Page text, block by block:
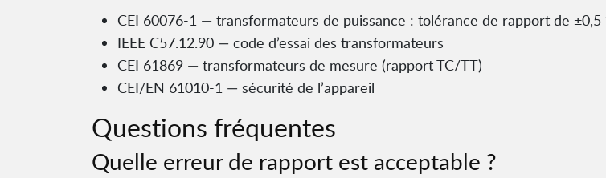
CEI 60076-1 — transformateurs de puissance : tolérance de rapport de
IEEE C57.12.90 — code d’essai des transformateurs
CEI 61869 — transformateurs de mesure (rapport TC/TT)
CEI/EN 61010-1 — sécurité de l’appareil
Questions fréquentes
Quelle erreur de rapport est acceptable ?